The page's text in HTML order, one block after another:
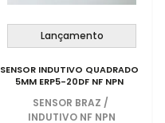
Lançamento
SENSOR INDUTIVO QUADRADO
5MM ERP5-20DF NF NPN
SENSOR BRAZ /
INDUTIVO NF NPN